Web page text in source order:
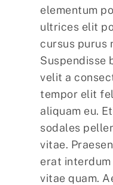
elementum
ultrices elit
cursus purus
Suspendisse
velit a
tempor elit
aliquam eu.
sodales
vitae.
erat
vitae quam.